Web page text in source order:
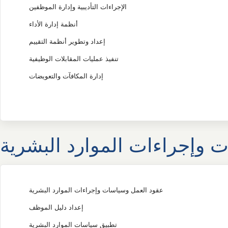
الإجراءات التأديبية وإدارة الموظفين
أنظمة إدارة الأداء
إعداد وتطوير أنظمة التقييم
تنفيذ عمليات المقابلات الوظيفية
إدارة المكافآت والتعويضات
وإجراءات الموارد البشرية
عقود العمل وسياسات وإجراءات الموارد البشرية
إعداد دليل الموظف
تطبيق سياسات الموارد البشرية